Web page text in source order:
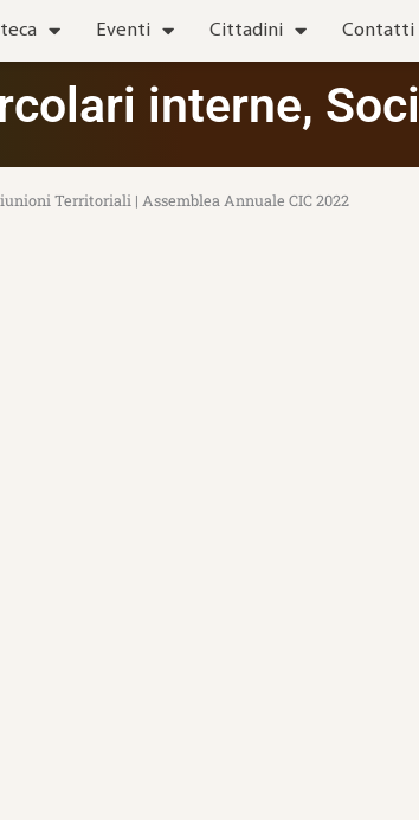
Eventi Cittadini Contatti
interne, Soci
Territoriali | Assemblea Annuale CIC 2022